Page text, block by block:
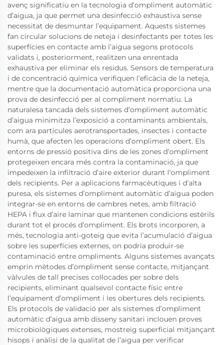
avenç significatiu en la tecnologia d’ompliment automàtic
d’aigua, ja que permet una desinfecció exhaustiva sense
necessitat de desmuntar l’equipament. Aquests sistemes
fan circular solucions de neteja i desinfectants per totes les
superfícies en contacte amb l’aigua segons protocols
validats i, posteriorment, realitzen una enrentada
exhaustiva per eliminar els residus. Sensors de temperatura
i de concentració química verifiquen l’eficàcia de la neteja,
mentre que la documentació automàtica proporciona una
prova de desinfecció per al compliment normatiu. La
naturalesa tancada dels sistemes d’ompliment automàtic
d’aigua minimitza l’exposició a contaminants ambientals,
com ara partícules aerotransportades, insectes i contacte
humà, que afecten les operacions d’ompliment obert. Els
entorns de pressió positiva dins de les zones d’ompliment
protegeixen encara més contra la contaminació, ja que
impedeixen la infiltració d’aire exterior durant l’ompliment
dels recipients. Per a aplicacions farmacèutiques i d’alta
puresa, els sistemes d’ompliment automàtic d’aigua poden
integrar-se en entorns de cambres netes, amb filtració
HEPA i flux d’aire laminar que mantenen condicions estèrils
durant tot el procés d’ompliment. Els brots incorporen, a
més, tecnologia anti-goteig que evita l’acumulació d’aigua
sobre les superfícies externes, on podria produir-se
contaminació entre ompliments. Alguns sistemes avançats
emprin mètodes d’ompliment sense contacte, mitjançant
vàlvules de tall precises col·locades per sobre dels
recipients, eliminant qualsevol contacte físic entre
l’equipament d’ompliment i les obertures dels recipients.
Els protocols de validació per als sistemes d’ompliment
automàtic d’aigua amb disseny sanitari inclouen proves
microbiològiques extenses, mostreig superficial mitjançant
hisops i anàlisi de la qualitat de l’aigua per verificar